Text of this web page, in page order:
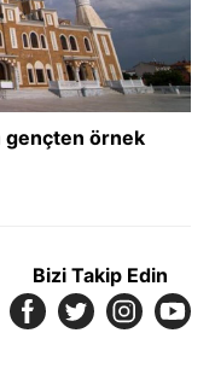
gençten örnek
Bizi Takip Edin